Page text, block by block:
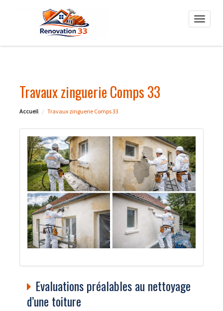
Toggle
Travaux zinguerie Comps 33
Accueil Travaux zinguerie Comps 33
Evaluations préalables au nettoyage
d’une toiture